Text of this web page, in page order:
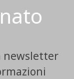
newsletter